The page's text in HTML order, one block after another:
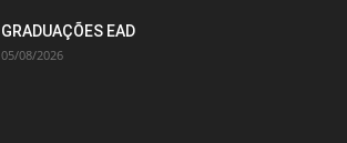
GRADUAÇÕES EAD
05/08/2026